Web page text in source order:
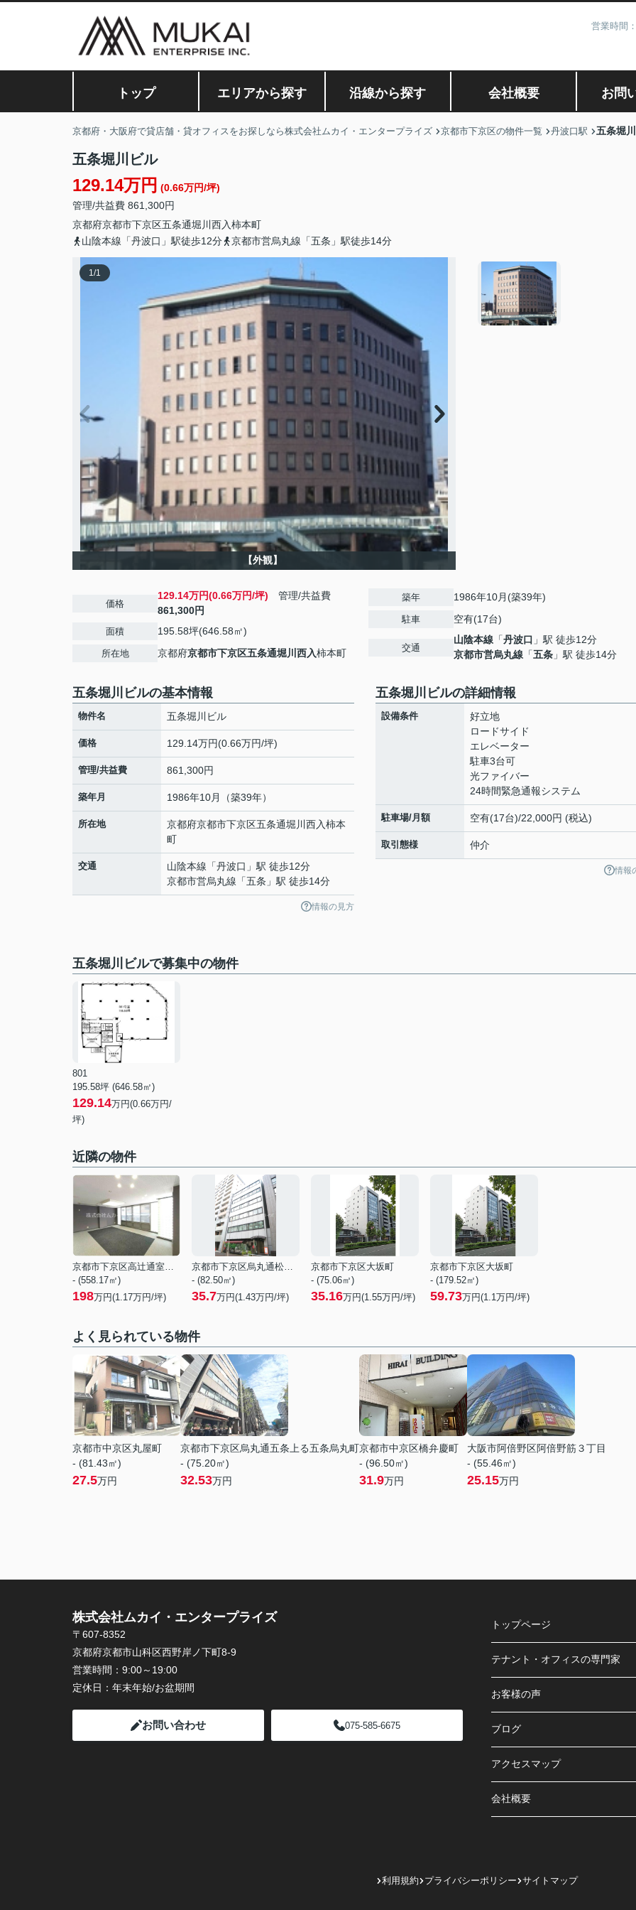
営業時間
トップ エリアから探す 沿線から探す 会社概要 お問
京都府・大阪府で貸店舗・貸オフィスをお探しなら株式会社ムカイ・エンタープライズ 京都市下京区の物件一覧 丹波口駅 五条堀
五条堀川ビル
129.14万円 (0.66万円/坪)
管理/共益費 861,300円
京都府京都市下京区五条通堀川西入柿本町
山陰本線「丹波口」駅徒歩12分
京都市営烏丸線「五条」駅徒歩14分
1/1
【外観】
価格
129.14万円(0.66万円/坪) 管理/共益費
861,300円
面積 195.58坪(646.58㎡)
所在地 京都府京都市下京区五条通堀川西入柿本町
築年 1986年10月(築39年)
駐車 空有(17台)
交通
山陰本線 「丹波口 」駅 徒歩12分
京都市営烏丸線 「五条 」駅 徒歩14分
五条堀川ビルの基本情報
物件名 五条堀川ビル
価格 129.14万円(0.66万円/坪)
管理/共益費 861,300円
築年月 1986年10月（築39年）
所在地 京都府京都市下京区五条通堀川西入柿本
町
交通 山陰本線 「丹波口 」駅 徒歩12分
京都市営烏丸線 「五条 」駅 徒歩14分
情報の見方
五条堀川ビルの詳細情報
設備条件
好立地
ロードサイド
エレベーター
駐車3台可
光ファイバー
24時間緊急通報システム
駐車場/月額 空有(17台)/22,000円 (税込)
取引態様 仲介
情報
五条堀川ビルで募集中の物件
801
195.58坪 (646.58㎡)
129.14万円(0.66万円/
坪)
近隣の物件
京都市下京区高辻通室町西入繁昌町
- (558.17㎡)
198万円(1.17万円/坪)
京都市下京区烏丸通松原下る五条烏丸町
- (82.50㎡)
35.7万円(1.43万円/坪)
京都市下京区大坂町
- (75.06㎡)
35.16万円(1.55万円/坪)
京都市下京区大坂町
- (179.52㎡)
59.73万円(1.1万円/坪)
よく見られている物件
京都市中京区丸屋町
- (81.43㎡)
27.5万円
京都市下京区烏丸通五条上る五条烏丸町
- (75.20㎡)
32.53万円
京都市中京区橋弁慶町
- (96.50㎡)
31.9万円
大阪市阿倍野区阿倍野筋３丁目
- (55.46㎡)
25.15万円
株式会社ムカイ・エンタープライズ
〒607-8352
京都府京都市山科区西野岸ノ下町8-9
営業時間： 9:00～19:00
定休日： 年末年始/お盆期間
お問い合わせ 075-585-6675
トップページ
テナント・オフィスの専門家
お客様の声
ブログ
アクセスマップ
会社概要
利用規約 プライバシーポリシー サイトマップ